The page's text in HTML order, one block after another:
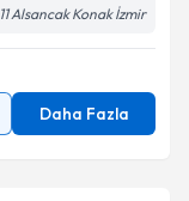
Alsancak Konak İzmir
Daha Fazla